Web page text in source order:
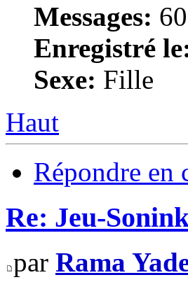
Messages:
Enregistré
Sexe: Fille
Haut
Répondre en
Re: Jeu-
par Rama